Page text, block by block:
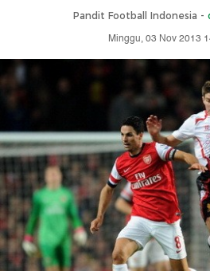
Pandit Football Indonesia -
Minggu, 03 Nov 2013